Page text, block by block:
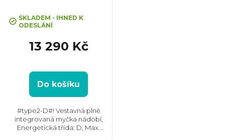
o
k
SKLADEM - IHNED K
ODESLÁNÍ
13 290 Kč
Do košíku
#type2-D#! Vestavná plně
integrovaná myčka nádobí,
Energetická třída: D, Max.